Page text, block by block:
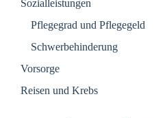
Sozialleistungen
Pflegegrad und Pflegegeld
Schwerbehinderung
Vorsorge
Reisen und Krebs